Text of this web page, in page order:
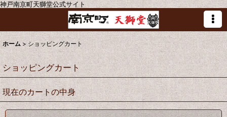
神戸南京町天獅堂公式サイト
ホーム > ショッピングカート
ショッピングカート
現在のカートの中身